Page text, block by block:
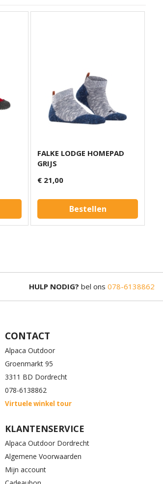
FALKE LODGE HOMEPAD
GRIJS
€ 21,00
Bestellen
HULP NODIG? bel ons 078-6138862
CONTACT
Alpaca Outdoor
Groenmarkt 95
3311 BD Dordrecht
078-6138862
Virtuele winkel tour
KLANTENSERVICE
Alpaca Outdoor Dordrecht
Algemene Voorwaarden
Mijn account